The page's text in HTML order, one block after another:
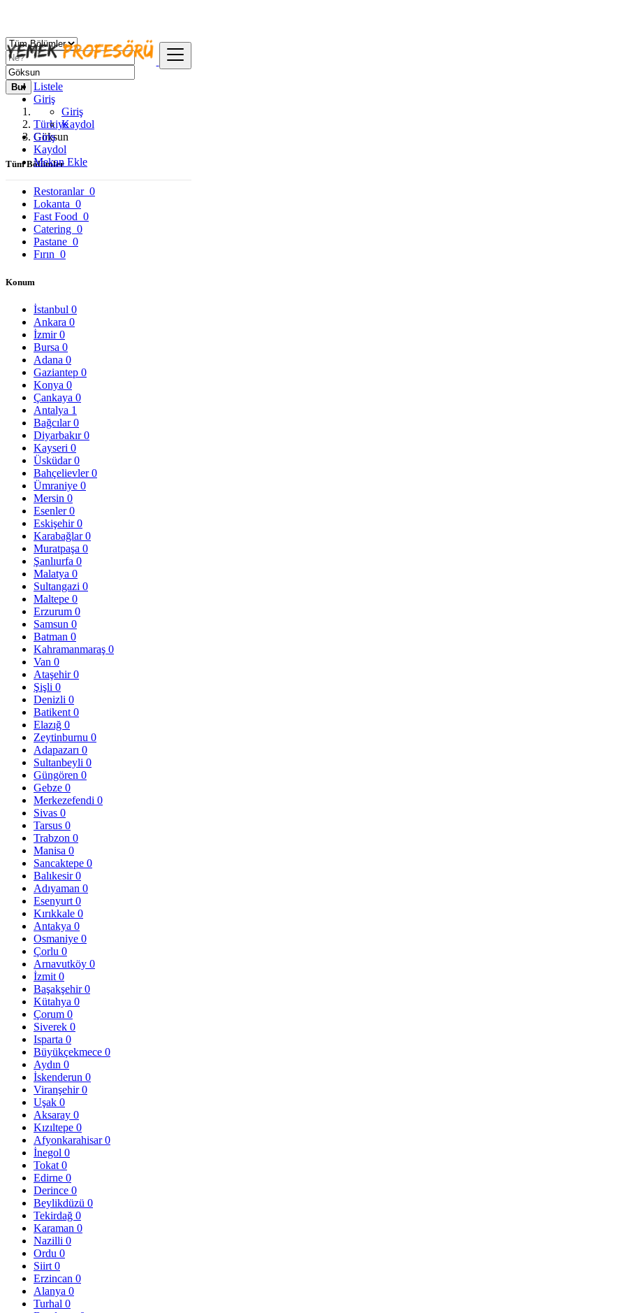
Listele
Giriş
Giriş
Kaydol
Giriş
Kaydol
Mekan Ekle
Bul
Türkiye
Göksun
Tüm Bölümler
Restoranlar 0
Lokanta 0
Fast Food 0
Catering 0
Pastane 0
Fırın 0
Konum
İstanbul 0
Ankara 0
İzmir0
Bursa 0
Adana 0
Gaziantep 0
Konya 0
Çankaya 0
Antalya 1
Bağcılar0
Diyarbakır0
Kayseri 0
Üsküdar0
Bahçelievler0
Ümraniye 0
Mersin 0
Esenler0
Eskişehir0
Karabağlar0
Muratpaşa 0
Şanlıurfa 0
Malatya 0
Sultangazi 0
Maltepe 0
Erzurum 0
Samsun 0
Batman 0
Kahramanmaraş 0
Van 0
Ataşehir0
Şişli 0
Denizli 0
Batikent 0
Elazığ 0
Zeytinburnu 0
Adapazarı 0
Sultanbeyli 0
Güngören 0
Gebze 0
Merkezefendi 0
Sivas 0
Tarsus 0
Trabzon 0
Manisa 0
Sancaktepe 0
Balıkesir0
Adıyaman 0
Esenyurt 0
Kırıkkale 0
Antakya 0
Osmaniye 0
Çorlu 0
Arnavutköy 0
İzmit 0
Başakşehir0
Kütahya 0
Çorum 0
Siverek 0
Isparta 0
Büyükçekmece 0
Aydın 0
İskenderun 0
Viranşehir0
Uşak 0
Aksaray 0
Kızıltepe 0
Afyonkarahisar0
İnegol 0
Tokat 0
Edirne 0
Derince 0
Beylikdüzü 0
Tekirdağ 0
Karaman 0
Nazilli 0
Ordu 0
Siirt 0
Erzincan 0
Alanya 0
Turhal 0